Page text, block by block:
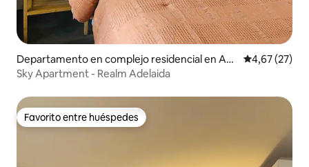
Departamento en complejo residencial en Ad
elaide
Calificación
4,67 (27)
Sky Apartment - Realm Adelaida
Favorito entre huéspedes
Favorito entre huéspedes